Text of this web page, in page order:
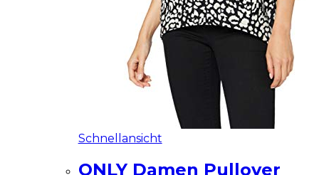
Schnellansicht
ONLY Damen Pullover